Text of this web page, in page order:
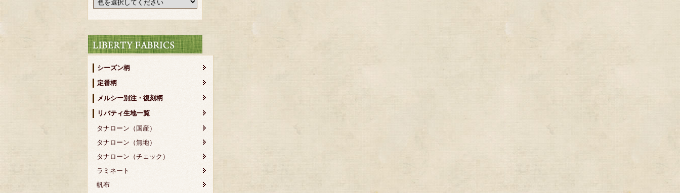
シーズン柄
定番柄
メルシー別注・復刻柄
リバティ生地一覧
タナローン（国産）
タナローン（無地）
タナローン（チェック）
ラミネート
帆布